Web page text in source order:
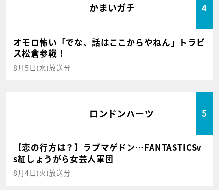
かまいガチ 4
オモロ怖い「でな、話はここからやねん」トラビ
ス松倉参戦！
8月5日(水)放送分
ロンドンハーツ 5
【恋の行方は？】ラブマゲドン…FANTASTICSv
s紅しょうがら女芸人軍団
8月4日(火)放送分